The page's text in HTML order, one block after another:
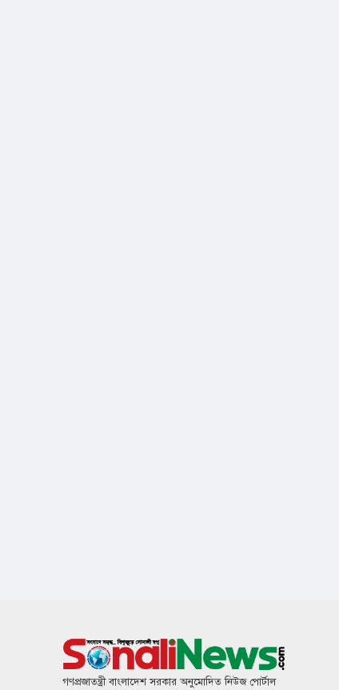
গণপ্রজাতন্ত্রী বাংলাদেশ সরকার অনুমোদিত নিউজ পোর্টাল